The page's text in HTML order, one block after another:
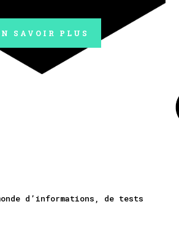
SAVOIR PLUS
d’informations, de tests